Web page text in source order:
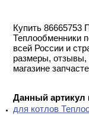
Купить 86665753
Теплообменники
всей России и
размеры, отзывы,
магазине
Данный артикул
для котлов